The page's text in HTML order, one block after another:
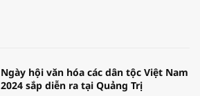
Ngày hội văn hóa các dân tộc Việt Nam
2024 sắp diễn ra tại Quảng Trị